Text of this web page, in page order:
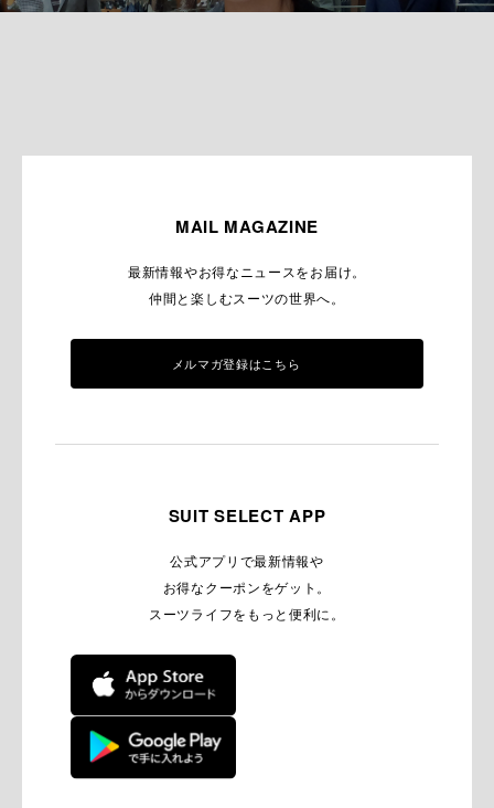
MAIL MAGAZINE
最新情報やお得なニュースをお届け。
仲間と楽しむスーツの世界へ。
メルマガ登録はこちら
SUIT SELECT APP
公式アプリで最新情報や
お得なクーポンをゲット。
スーツライフをもっと便利に。